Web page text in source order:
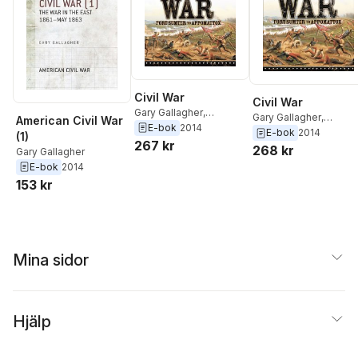
American Civil War
(1)
Gary Gallagher
E-bok 2014
153 kr
Civil War
Gary Gallagher,
Stephen Engle
Krick, Joseph T.
E-bok 2014
267 kr
Civil War
Gary Gallagher,
Stephen Engle
Krick, Joseph T.
E-bok 2014
268 kr
Mina sidor
Hjälp